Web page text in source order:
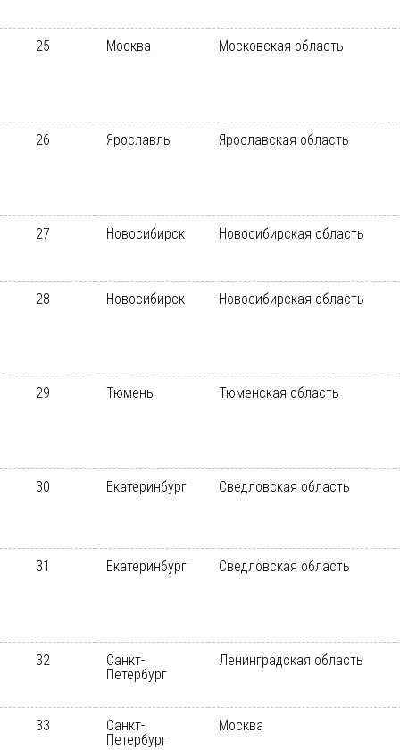
25 Москва Московская область
26 Ярославль Ярославская область
27 Новосибирск Новосибирская область
28 Новосибирск Новосибирская область
29 Тюмень Тюменская область
30 Екатеринбург Сведловская область
31 Екатеринбург Сведловская область
32
Санкт-
Петербург
Ленинградская область
33
Санкт-
Петербург
Москва